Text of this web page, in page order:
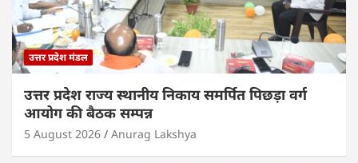
उत्तर प्रदेश मंडल
उत्तर प्रदेश राज्य स्थानीय निकाय समर्पित पिछड़ा वर्ग
आयोग की बैठक सम्पन्न
5 August 2026 Anurag Lakshya